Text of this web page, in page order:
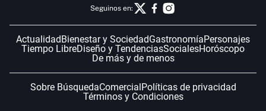
Seguinos en:
Actualidad Bienestar y SociedadGastronomíaPersonajes
Tiempo LibreDiseño y TendenciasSocialesHoróscopo
De más y de menos
Sobre BúsquedaComercial Políticas de privacidad
Términos y Condiciones